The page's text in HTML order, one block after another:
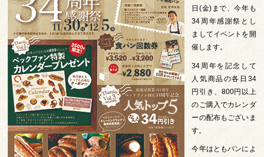
日(金)まで、今年も
34周年感謝祭とし
ましてイベントを開
催します。
34周年を記念して
人気商品の各日34
円引き、800円以上
のご購入でカレンダ
ーの配布もございま
す。
今年はともパンによ